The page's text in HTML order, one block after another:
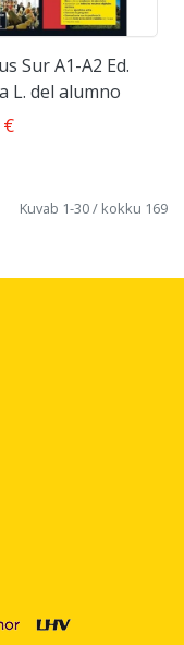
Sur A1-A2 Ed.
L. del alumno
Kuvab 1-30 / kokku 169